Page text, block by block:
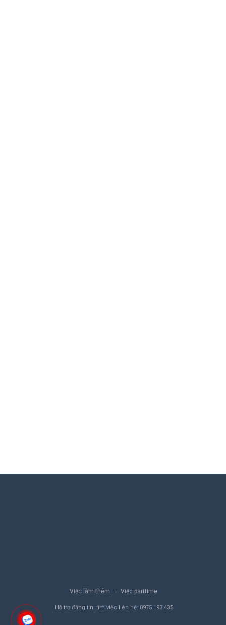
Việc làm thêm Việc parttime
Hỗ trợ đăng tin, tìm việc liên hệ: 0975.193.435